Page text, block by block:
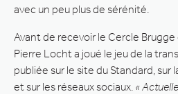
avec un peu plus de sérénité.
Avant de recevoir le Cercle Brugge
Pierre Locht a joué le jeu de la
publiée sur le site du Standard, sur
et sur les réseaux sociaux. «